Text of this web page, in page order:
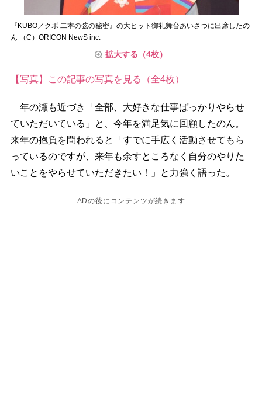
『KUBO／クボ 二本の弦の秘密』の大ヒット御礼舞台あいさつに出席したの
ん （C）ORICON NewS inc.
拡大する（4枚）
【写真】この記事の写真を見る（全4枚）
年の瀬も近づき「全部、大好きな仕事ばっかりやらせ
ていただいている」と、今年を満足気に回顧したのん。
来年の抱負を問われると「すでに手広く活動させてもら
っているのですが、来年も余すところなく自分のやりた
いことをやらせていただきたい！」と力強く語った。
ADの後にコンテンツが続きます